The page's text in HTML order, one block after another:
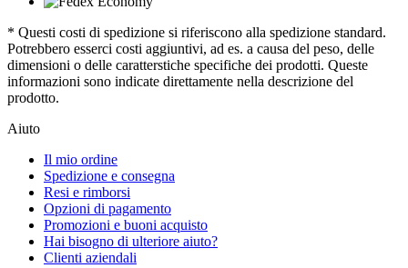
* Questi costi di spedizione si riferiscono alla spedizione standard.
Potrebbero esserci costi aggiuntivi, ad es. a causa del peso, delle
dimensioni o delle caratterstiche specifiche dei prodotti. Queste
informazioni sono indicate direttamente nella descrizione del
prodotto.
Aiuto
Il mio ordine
Spedizione e consegna
Resi e rimborsi
Opzioni di pagamento
Promozioni e buoni acquisto
Hai bisogno di ulteriore aiuto?
Clienti aziendali